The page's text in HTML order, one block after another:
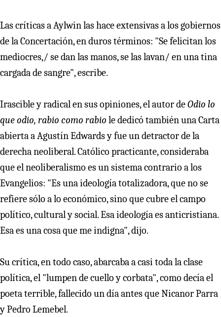
Las críticas a Aylwin las hace extensivas a los gobiernos
de la Concertación, en duros términos: "Se felicitan los
mediocres,/ se dan las manos, se las lavan/ en una tina
cargada de sangre", escribe.
Irascible y radical en sus opiniones, el autor deOdio lo
que odio, rabio como rabio le dedicó también una Carta
abierta a Agustín Edwards y fue un detractor de la
derecha neoliberal. Católico practicante, consideraba
que el neoliberalismo es un sistema contrario a los
Evangelios: "Es una ideología totalizadora, que no se
refiere sólo a lo económico, sino que cubre el campo
político, cultural y social. Esa ideología es anticristiana.
Esa es una cosa que me indigna", dijo.
Su crítica, en todo caso, abarcaba a casi toda la clase
política, el "lumpen de cuello y corbata", como decía el
poeta terrible, fallecido un día antes que Nicanor Parra
y Pedro Lemebel.